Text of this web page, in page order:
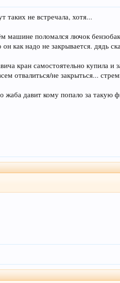
не встречала, хотя...
машине поломался лючок
он как надо не закрывается. дядь
кран самостоятельно купила и
отвалиться/не закрыться...
жаба давит кому попало за